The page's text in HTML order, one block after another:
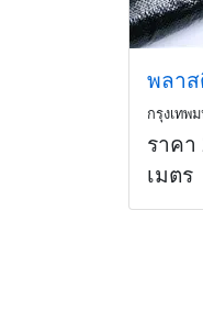
กรุงเทพ
ราคา
เมตร